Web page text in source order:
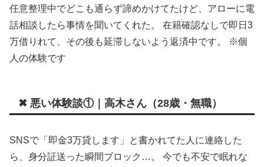
任意整理中でどこも通らず諦めかけてたけど、アローに電
話相談したら事情を聞いてくれた。 在籍確認なしで即日3
万借りれて、その後も延滞しないよう返済中です。 ※個
人の体験です
✖ 悪い体験談①｜高木さん（28歳・無職）
SNSで「即金3万貸します」と書かれてた人に連絡した
ら、身分証送った瞬間ブロック…。 今でも不安で眠れな